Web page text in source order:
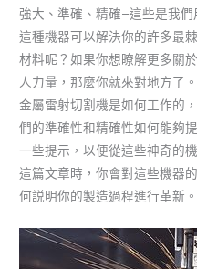
強大、準確、精確–這些是我
這種機器可以解決你的許多最
材料呢？如果你想瞭解更多關
人力量，那麼你就來對地方了
金屬雷射切割機是如何工作的
們的準確性和精確性如何能夠
一些提示，以便從這些神奇的
這篇文章時，你會對這些機器
何説明你的製造過程進行革新。